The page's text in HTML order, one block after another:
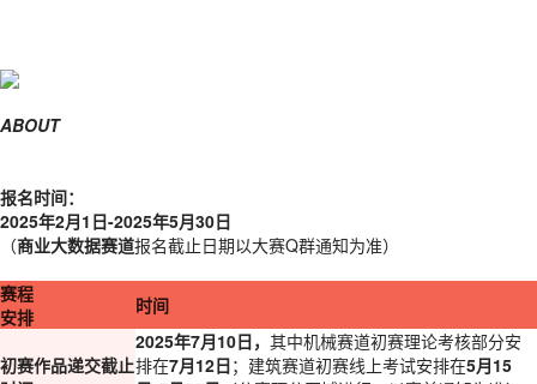
ABOUT
报名时间：
2025年2月1日-2025年5月30日
（商业大数据赛道报名截止日期以大赛Q群通知为准）
赛程
安排
时间
初赛作品递交截止
2025年7月10日， 其中机械赛道初赛理论考核部分安
排在7月12日； 建筑赛道初赛线上考试安排在5月15